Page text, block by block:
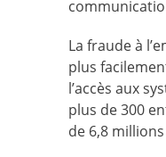
La fraude à
plus
l’accès aux
plus de 300
de 6,8